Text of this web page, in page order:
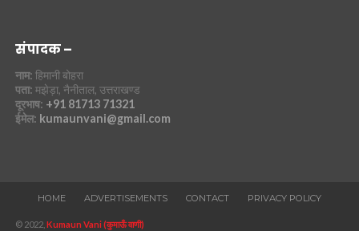
संपादक –
नाम: हिमानी बोहरा
पता: मझेड़ा, नैनीताल, उत्तराखण्ड
दूरभाष: +91 81713 71321
ईमेल: kumaunvani@gmail.com
HOME ADVERTISEMENTS CONTACT PRIVACY POLICY
© 2022, Kumaun Vani (कुमाऊँ वाणी)